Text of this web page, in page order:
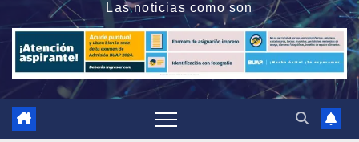
Las noticias como son